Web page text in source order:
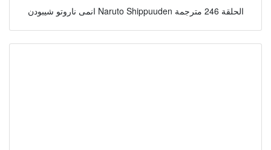
انمى ناروتو شيبودن Naruto Shippuuden الحلقة 246 مترجمة